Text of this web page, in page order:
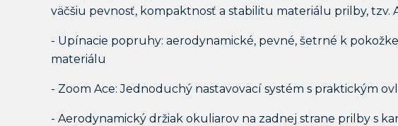
väčšiu pevnosť, kompaktnosť a stabilitu materiálu prilby, tzv.
- Upínacie popruhy: aerodynamické, pevné, šetrné k
materiálu
- Zoom Ace: Jednoduchý nastavovací systém s praktickým
- Aerodynamický držiak okuliarov na zadnej strane prilby s